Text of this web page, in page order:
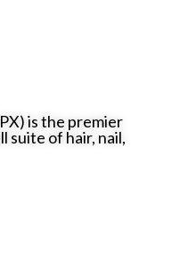
is the premier
suite of hair, nail,